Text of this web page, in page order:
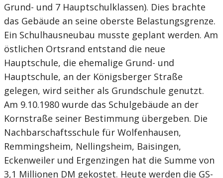
Grund- und 7 Hauptschulklassen). Dies brachte
das Gebäude an seine oberste Belastungsgrenze.
Ein Schulhausneubau musste geplant werden. Am
östlichen Ortsrand entstand die neue
Hauptschule, die ehemalige Grund- und
Hauptschule, an der Königsberger Straße
gelegen, wird seither als Grundschule genutzt.
Am 9.10.1980 wurde das Schulgebäude an der
Kornstraße seiner Bestimmung übergeben. Die
Nachbarschaftsschule für Wolfenhausen,
Remmingsheim, Nellingsheim, Baisingen,
Eckenweiler und Ergenzingen hat die Summe von
3,1 Millionen DM gekostet. Heute werden die GS-